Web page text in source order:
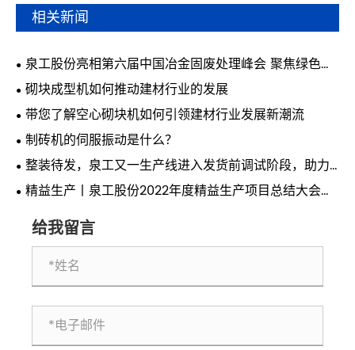
相关新闻
泉工股份亮相第六届中国冶金固废处理峰会 聚焦绿色智
能固废制砖技术
砌块成型机如何推动建材行业的发展
带您了解空心砌块机如何引领建材行业发展新潮流
制砖机的伺服振动是什么？
整装待发，泉工又一生产线进入发货前调试阶段，助力
华中城市提速发展
精益生产丨泉工股份2022年度精益生产项目总结大会隆
给我留言